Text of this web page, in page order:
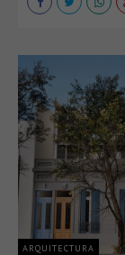
ARQUITECTURA